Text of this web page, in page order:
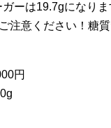
ーは19.7gになり
注意ください！糖
円